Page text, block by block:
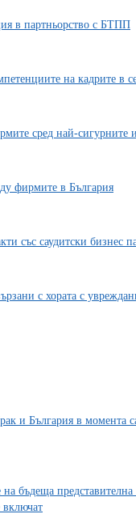
в партньорство с БТПП
на кадрите в
сред най-сигурните
фирмите в България
със саудитски бизнес
с хората с
и България в момента
бъдеща
включат